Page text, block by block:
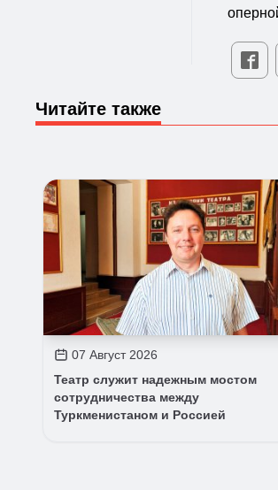
Читайте также
07 Август 2026
Театр служит надежным мостом
сотрудничества между
Туркменистаном и Россией